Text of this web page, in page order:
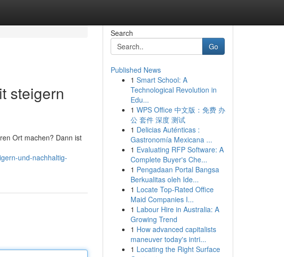
steigern
Ort machen? Dann ist
und-nachhaltig-
Search
Go
Published News
1 Smart School: A
Technological Revolution in
Edu...
1 WPS Office 中文版：免费 办
公 套件 深度 测试
1 Delicias Auténticas :
Gastronomía Mexicana ...
1 Evaluating RFP Software: A
Complete Buyer's Che...
1 Pengadaan Portal Bangsa
Berkualitas oleh Ide...
1 Locate Top-Rated Office
Maid Companies I...
1 Labour Hire in Australia: A
Growing Trend
1 How advanced capitalists
maneuver today's intri...
1 Locating the Right Surface